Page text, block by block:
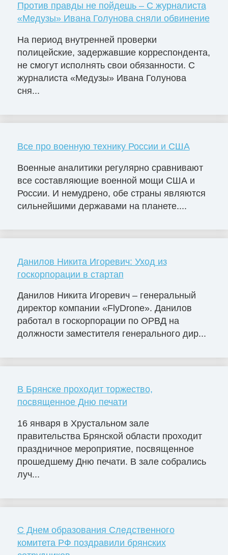
Против правды не пойдешь – С журналиста
«Медузы» Ивана Голунова сняли обвинение
На период внутренней проверки
полицейские, задержавшие корреспондента,
не смогут исполнять свои обязанности. С
журналиста «Медузы» Ивана Голунова
сня...
Все про военную технику России и США
Военные аналитики регулярно сравнивают
все составляющие военной мощи США и
России. И немудрено, обе страны являются
сильнейшими державами на планете....
Данилов Никита Игоревич: Уход из
госкорпорации в стартап
Данилов Никита Игоревич – генеральный
директор компании «FlyDrone». Данилов
работал в госкорпорации по ОРВД на
должности заместителя генерального дир...
В Брянске проходит торжество,
посвященное Дню печати
16 января в Хрустальном зале
правительства Брянской области проходит
праздничное мероприятие, посвященное
прошедшему Дню печати. В зале собрались
луч...
C Днем образования Следственного
комитета РФ поздравили брянских